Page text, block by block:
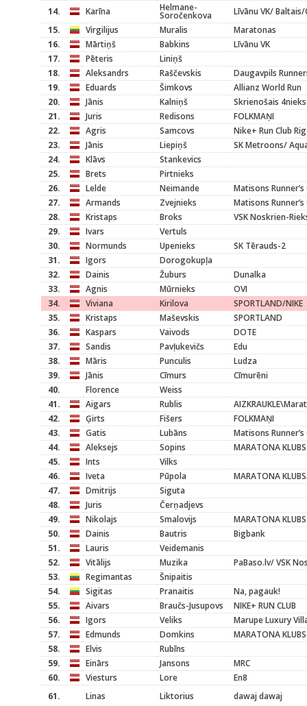
14.
Karīna Helmane-
Soročenkova
Līvānu VK/
15.
Virgilijus Muralis
Maratonas
16.
Mārtiņš Babkins
Līvānu VK
17.
Pēteris
Liniņš
18.
Aleksandrs Raščevskis
Daugavpils
19.
Eduards Šimkovs
Allianz World Run
20.
Jānis Kalniņš
Skrienošais 4nieks
21.
Juris Redisons
FOLKMAŅI
22.
Agris Samcovs
Nike+ Run Club
23.
Jānis Liepiņš
SK Metroons/
24.
Klāvs
Stankevics
25.
Brets
Pirtnieks
26.
Lelde Neimande
Matisons
27.
Armands Zvejnieks
Matisons Runner’s
28.
Kristaps Broks
VSK Noskrien-
29.
Ivars
Vertuls
30.
Normunds Upenieks
SK Tērauds-2
31.
Igors
Dorogokupļa
32.
Dainis Žuburs
Dunalka
33.
Agnis Mūrnieks
OVI
34.
Viviana Kirilova
SPORTLAND/NIKE
35.
Kristaps Maševskis
SPORTLAND
36.
Kaspars Vaivods
DOTE
37.
Sandis Pavļukevičs
Edu
38.
Māris Punculis
Ludza
39.
Jānis Cīmurs
Cīmurēni
40.
Florence
Weiss
41.
Aigars Rublis
42.
Ģirts Fišers
FOLKMAŅI
43.
Gatis Lubāns
Matisons Runner’s
44.
Aleksejs Sopins
MARATONA KLUBS
45.
Ints
Vilks
46.
Iveta Pūpola
MARATONA
47.
Dmitrijs
Siguta
48.
Juris
Čerņadjevs
49.
Nikolajs Smalovijs
MARATONA KLUBS
50.
Dainis Bautris
Bigbank
51.
Lauris
Veidemanis
52.
Vitālijs Muzika
PaBaso.lv/ VSK
53.
Regimantas
Šnipaitis
54.
Sigitas Pranaitis
Na, pagauk!
55.
Aivars Braučs-Jusupovs
NIKE+ RUN CLUB
56.
Igors Veliks
Marupe Luxury
57.
Edmunds Domkins
MARATONA KLUBS
58.
Elvis
Rubīns
59.
Einārs Jansons
MRC
60.
Viesturs Lore
En8
61.
Linas Liktorius
dawaj dawaj